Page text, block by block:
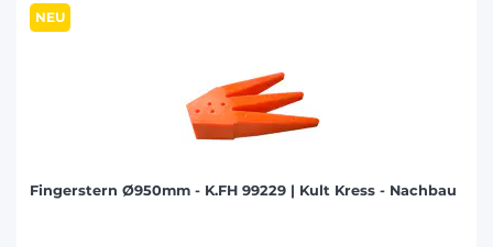
NEU
Fingerstern Ø950mm - K.FH 99229 | Kult Kress - Nachbau